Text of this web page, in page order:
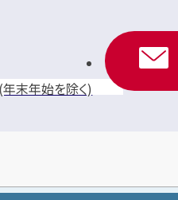
(年末年始を除く)